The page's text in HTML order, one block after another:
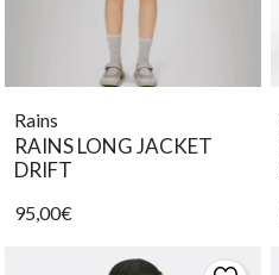
Rains
RAINS LONG JACKET
DRIFT
95,00€